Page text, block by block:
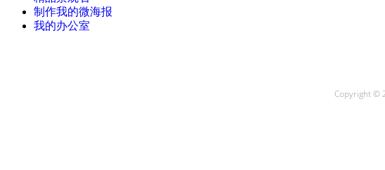
制作我的微海报
我的办公室
Copyright ©